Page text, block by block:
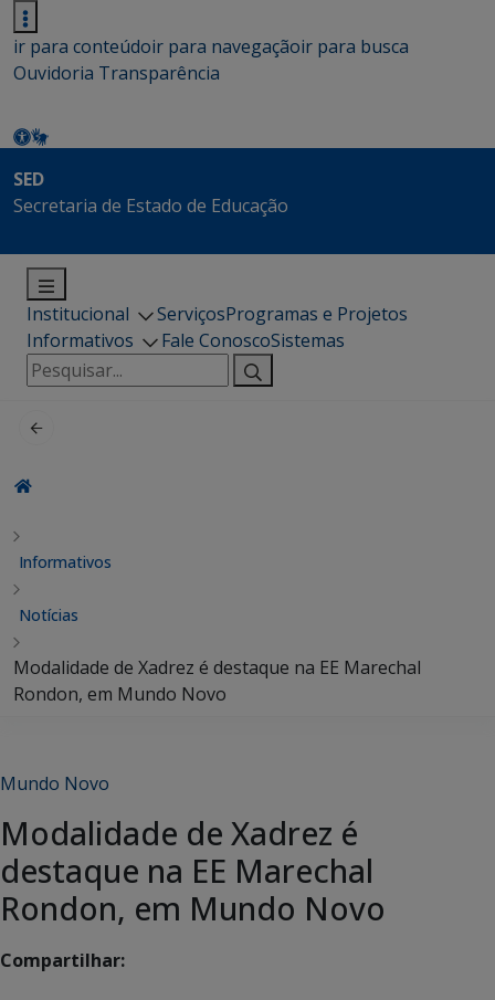
ir para conteúdoir para navegaçãoir para busca
Ouvidoria Transparência
SED
Secretaria de Estado de Educação
Institucional ServiçosProgramas e Projetos
Informativos
Fale ConoscoSistemas
Pesquisar
por:
Informativos
Notícias
Modalidade de Xadrez é destaque na EE Marechal
Rondon, em Mundo Novo
Mundo Novo
Modalidade de Xadrez é
destaque na EE Marechal
Rondon, em Mundo Novo
Compartilhar: